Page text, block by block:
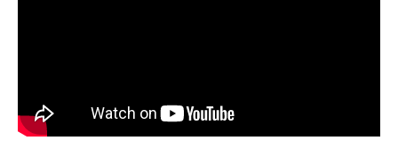
se
Inscrições